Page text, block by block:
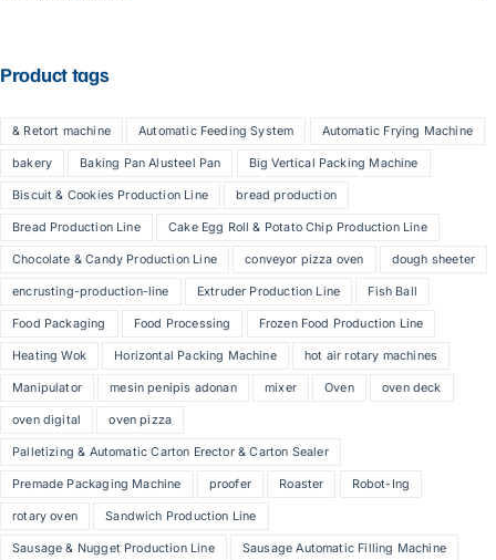
Product tags
& Retort machine Automatic Feeding System Automatic Frying Machine
bakery Baking Pan Alusteel Pan Big Vertical Packing Machine
Biscuit & Cookies Production Line bread production
Bread Production Line Cake Egg Roll & Potato Chip Production Line
Chocolate & Candy Production Line conveyor pizza oven dough sheeter
encrusting-production-line Extruder Production Line Fish Ball
Food Packaging Food Processing Frozen Food Production Line
Heating Wok Horizontal Packing Machine hot air rotary machines
Manipulator mesin penipis adonan mixer Oven oven deck
oven digital oven pizza
Palletizing & Automatic Carton Erector & Carton Sealer
Premade Packaging Machine proofer Roaster Robot-Ing
rotary oven Sandwich Production Line
Sausage & Nugget Production Line Sausage Automatic Filling Machine